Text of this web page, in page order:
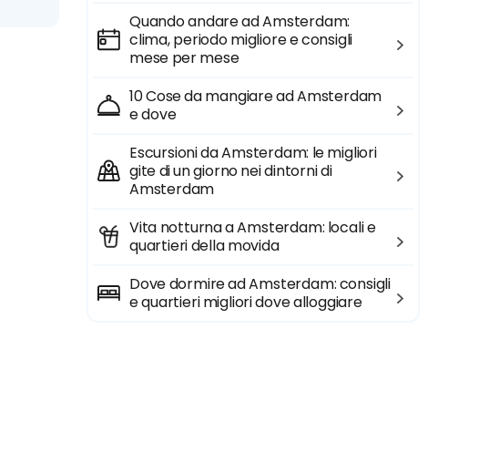
Quando andare ad Amsterdam:
clima, periodo migliore e consigli
mese per mese
10 Cose da mangiare ad Amsterdam
e dove
Escursioni da Amsterdam: le migliori
gite di un giorno nei dintorni di
Amsterdam
Vita notturna a Amsterdam: locali e
quartieri della movida
Dove dormire ad Amsterdam: consigli
e quartieri migliori dove alloggiare